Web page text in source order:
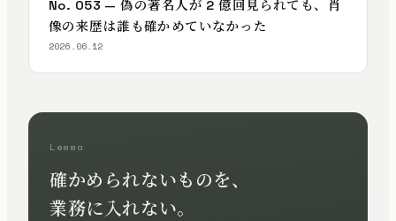
No. 053 — 偽の著名人が 2 億回見られても、肖
像の来歴は誰も確かめていなかった
2026.06.12
Lemma
確かめられないものを、
業務に入れない。